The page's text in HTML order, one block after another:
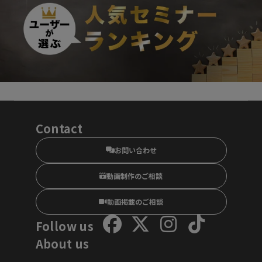
Contact
お問い合わせ
動画制作のご相談
動画掲載のご相談
Follow us
About us